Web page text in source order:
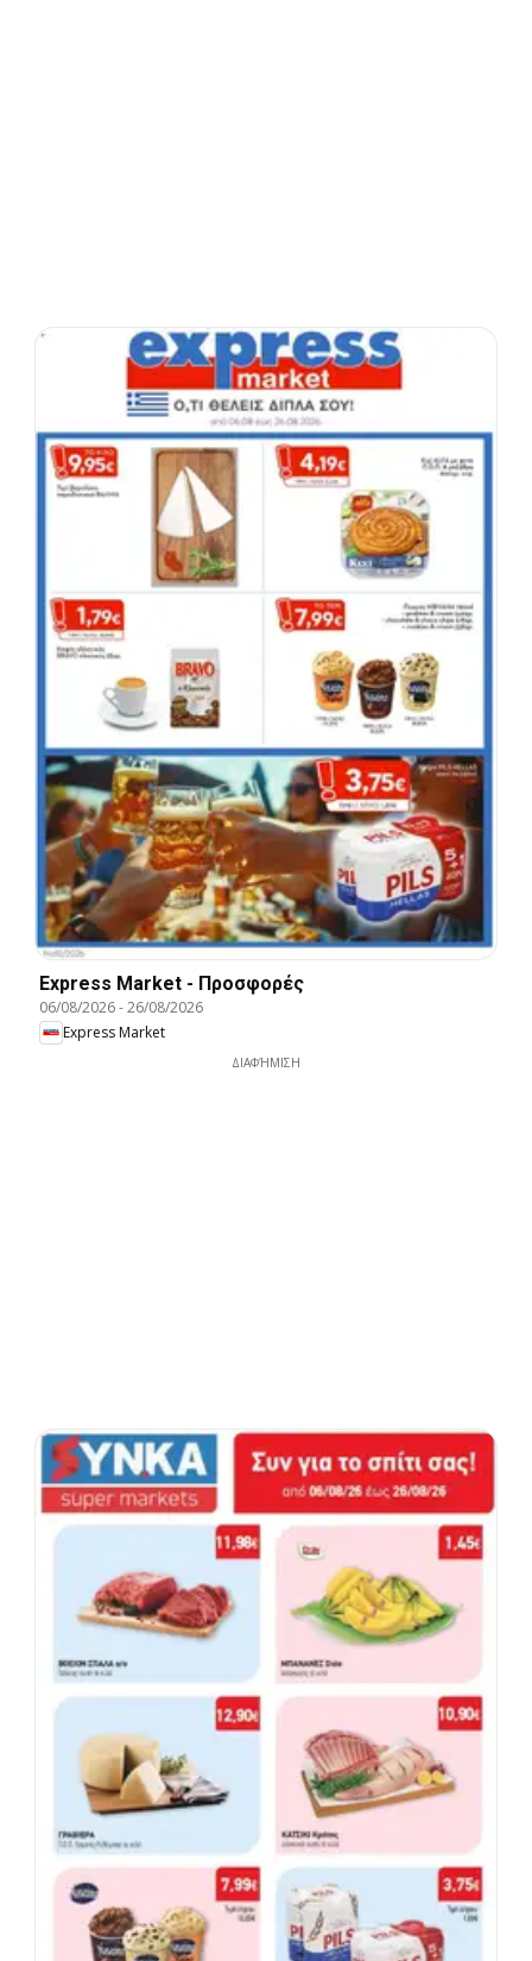
Express Market - Προσφορές
06/08/2026-26/08/2026
Express Market
ΔΙΑΦΉΜΙΣΗ